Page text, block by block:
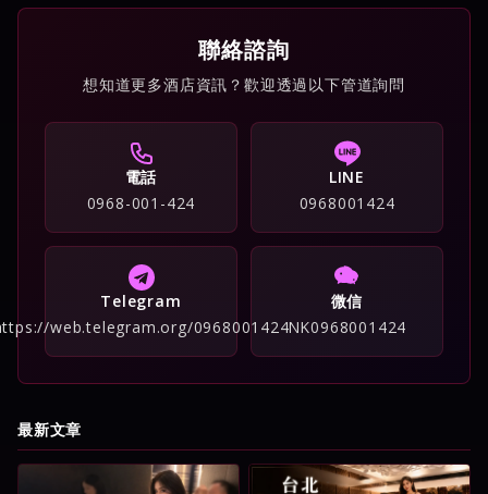
聯絡諮詢
想知道更多酒店資訊？歡迎透過以下管道詢問
電話
0968-001-424
LINE
0968001424
Telegram
web.telegram.org/0968001424
微信
NK0968001424
最新文章